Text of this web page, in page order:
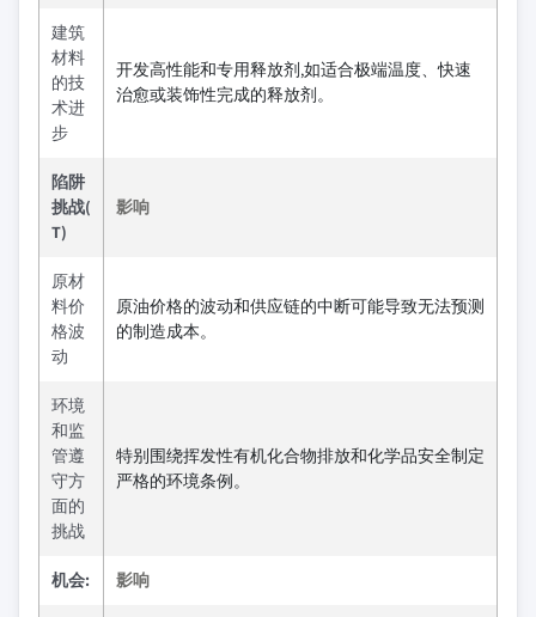
建筑
材料
的技
术进
步
开发高性能和专用释放剂,如适合极端温度、快速
治愈或装饰性完成的释放剂。
陷阱
挑战(
T)
影响
原材
料价
格波
动
原油价格的波动和供应链的中断可能导致无法预测
的制造成本。
环境
和监
管遵
守方
面的
挑战
特别围绕挥发性有机化合物排放和化学品安全制定
严格的环境条例。
机会: 影响